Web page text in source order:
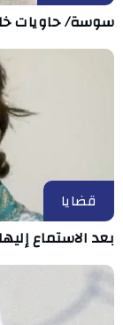
سوسة/ حاويات
قضايا
بعد الاستماع